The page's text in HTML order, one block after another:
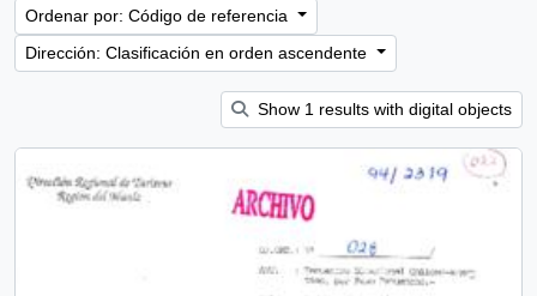
Ordenar por: Código de referencia
Dirección: Clasificación en orden ascendente
Show 1 results with digital objects